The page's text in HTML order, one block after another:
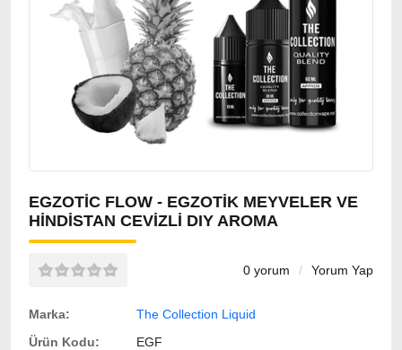
EGZOTIC FLOW - EGZOTIK MEYVELER VE
HINDISTAN CEVIZLI DIY AROMA
0 yorum / Yorum Yap
Marka:
The Collection Liquid
Ürün Kodu:
EGF